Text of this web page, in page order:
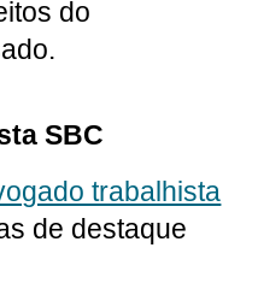
do
SBC
trabalhista
de destaque